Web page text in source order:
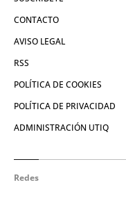
CONTACTO
AVISO LEGAL
RSS
POLÍTICA DE COOKIES
POLÍTICA DE PRIVACIDAD
ADMINISTRACIÓN UTIQ
Redes